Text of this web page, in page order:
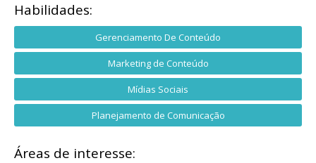
Habilidades:
Gerenciamento De Conteúdo
Marketing de Conteúdo
Mídias Sociais
Planejamento de Comunicação
Áreas de interesse: